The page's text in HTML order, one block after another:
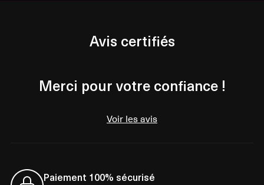
Avis certifiés
Merci pour votre confiance !
Voir les avis
Paiement 100% sécurisé